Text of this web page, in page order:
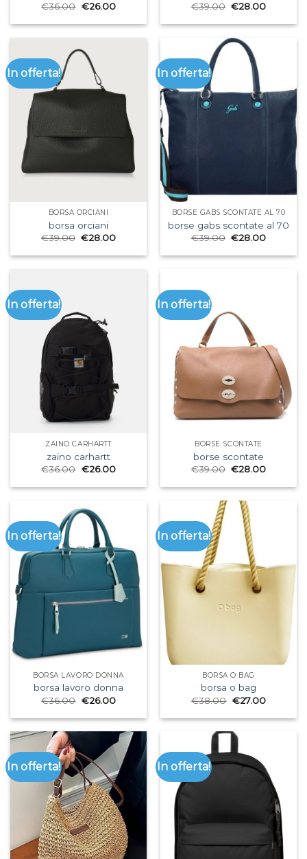
€36.00 €26.00
€39.00 €28.00
In offerta!
BORSA ORCIANI
borsa orciani
€39.00 €28.00
In offerta!
BORSE GABS SCONTATE AL 70
borse gabs scontate al 70
€39.00 €28.00
In offerta!
ZAINO CARHARTT
zaino carhartt
€36.00 €26.00
In offerta!
BORSE SCONTATE
borse scontate
€39.00 €28.00
In offerta!
BORSA LAVORO DONNA
borsa lavoro donna
€36.00 €26.00
In offerta!
BORSA O BAG
borsa o bag
€38.00 €27.00
In offerta! In offerta!